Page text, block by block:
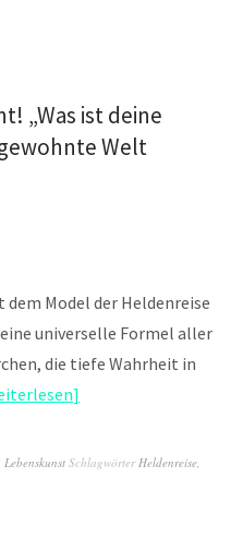
„Was ist deine
Welt
Model der Heldenreise
universelle Formel aller
die tiefe Wahrheit in
Lebenskunst SchlagwörterHeldenreise,